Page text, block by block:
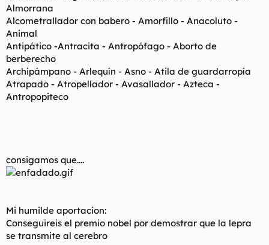
Almorrana
Alcometrallador con babero - Amorfillo - Anacoluto -
Animal
Antipático -Antracita - Antropófago - Aborto de
berberecho
Archipámpano - Arlequín - Asno - Atila de guardarropía
Atrapado - Atropellador - Avasallador - Azteca -
Antropopiteco
consigamos que....
Mi humilde aportacion:
Conseguireis el premio nobel por demostrar que la lepra
se transmite al cerebro